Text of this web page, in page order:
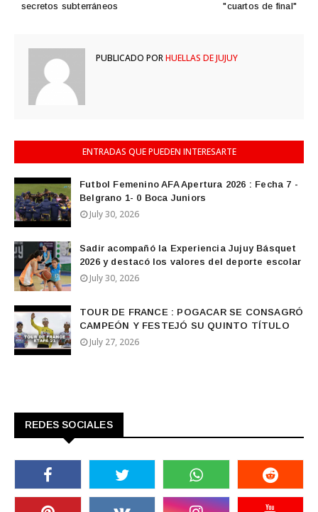
"cuartos de final"
secretos subterráneos
PUBLICADO PORHUELLAS DE JUJUY
ENTRADAS QUE PUEDEN INTERESARTE
Futbol Femenino AFA Apertura 2026 : Fecha 7 -
Belgrano 1- 0 Boca Juniors
July 30, 2026
Sadir acompañó la Experiencia Jujuy Básquet
2026 y destacó los valores del deporte escolar
July 30, 2026
TOUR DE FRANCE : POGACAR SE CONSAGRÓ
CAMPEÓN Y FESTEJÓ SU QUINTO TÍTULO
July 27, 2026
REDES SOCIALES